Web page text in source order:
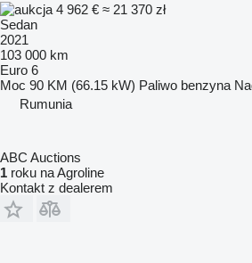
4 962 € ≈ 21 370 zł
Sedan
2021
103 000 km
Euro 6
Moc 90 KM (66.15 kW) Paliwo benzyna
Rumunia
ABC Auctions
1 roku na Agroline
Kontakt z dealerem